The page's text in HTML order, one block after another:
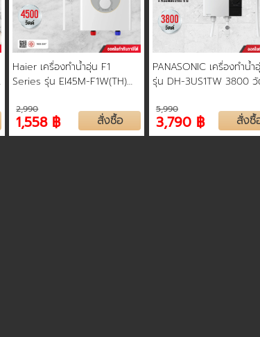
Haier เครื่องทำน้ำอุ่น F1
Series รุ่น EI45M-F1W(TH)
ทองแดงคู่ รับประกัน 5 ปี
2,990
1,558 ฿ สั่งซื้อ
PANASONIC เครื่องทำน้ำ
รุ่น DH-3US1TW 3800
ฝักบัว ประกัน 5 ปี
5,990
3,790 ฿ สั่งซื้